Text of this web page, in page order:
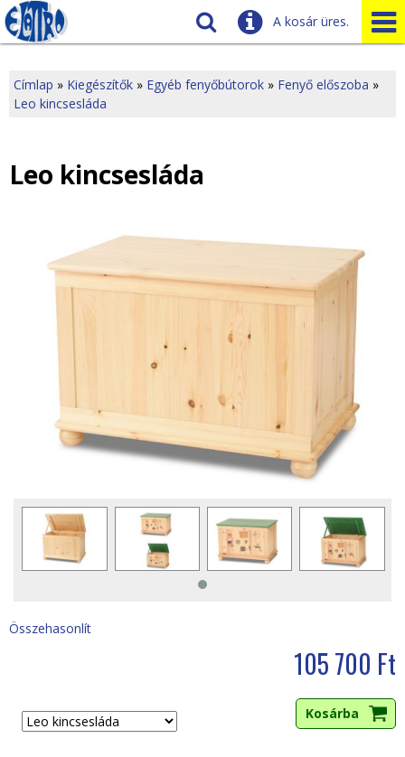
J
l
Címlap » Kiegészítők » Egyéb fenyőbútorok » Fenyő előszoba »
Leo kincsesláda
Leo kincsesláda
Összehasonlít
105 700 Ft
A kosár üres.
Tudnivalók